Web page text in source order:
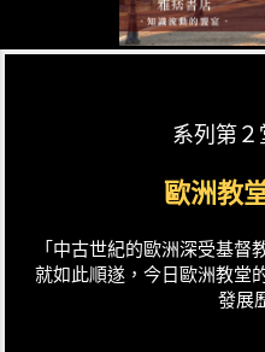
系列第２
歐洲教
「中古世紀的歐洲深受基督
就如此順遂，今日歐洲教堂
發展